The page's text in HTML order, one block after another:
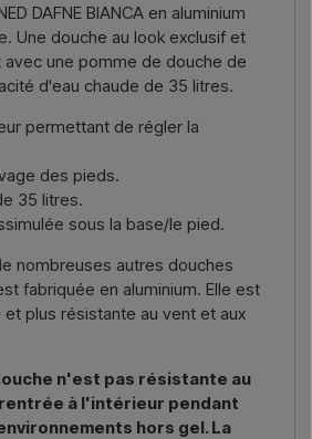
→ Nous appeler →
DAFNE BIANCA en aluminium
Une douche au look exclusif et
avec une pomme de douche de
d'eau chaude de 35 litres.
permettant de régler la
des pieds.
35 litres.
sous la base/le pied.
nombreuses autres douches
fabriquée en aluminium. Elle est
et plus résistante au vent et aux
douche n'est pas résistante au
à l'intérieur pendant
hors gel. La